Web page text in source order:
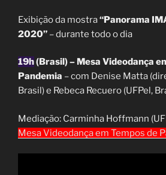
Exibição da mostra“Panorama
2020” – durante todo o dia
19h(Brasil) – Mesa Videodança
Pandemia – com Denise Matta
Brasil) e Rebeca Recuero (UFPel,
Mediação: Carminha Hoffmann
Mesa Videodança em Tempos de